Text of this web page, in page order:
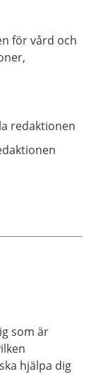
för vård och
redaktionen
som är
hjälpa dig